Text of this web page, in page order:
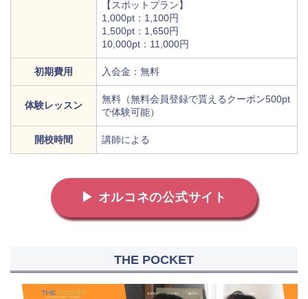
【スポットプラン】
1,000pt：1,100円
1,500pt：1,650円
10,000pt：11,000円
初期費用 入会金：無料
体験レッスン
無料（無料会員登録で貰えるクーポン500pt
で体験可能）
開校時間 講師による
▶ オルコネの公式サイト
THE POCKET